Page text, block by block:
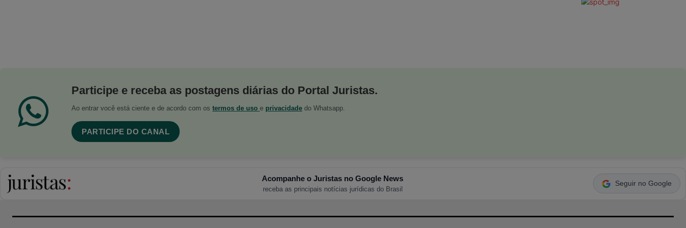
Participe e receba as postagens diárias do Portal Juristas.
Ao entrar você está ciente e de acordo com os termos de uso e privacidade do Whatsapp.
PARTICIPE DO CANAL
Acompanhe o Juristas no Google News
receba as principais notícias jurídicas do Brasil
Seguir no Google